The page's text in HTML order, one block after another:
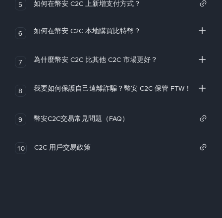
5 如何在幣安 C2C 上新增支付方式？
6 如何在幣安 C2C 本地購買比特幣？
7 為什麼幣安 C2C 比其他 C2C 市場更好？
8 我要如何保護自己遠離詐騙？幣安 C2C 保管 FTW！
9 幣安C2C交易常見問題（FAQ）
10 C2C 用戶交易政策